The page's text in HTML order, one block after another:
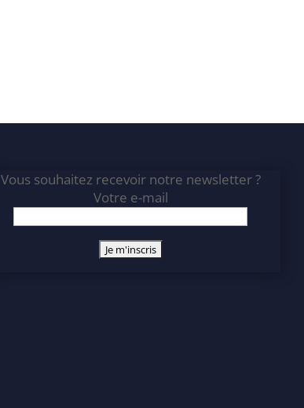
Vous souhaitez recevoir notre newsletter ?
Votre e-mail